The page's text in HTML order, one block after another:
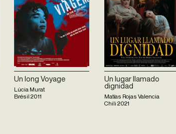
Un long Voyage
Lúcia Murat
Brésil 2011
Un lugar llamado
dignidad
Matías Rojas Valencia
Chili 2021